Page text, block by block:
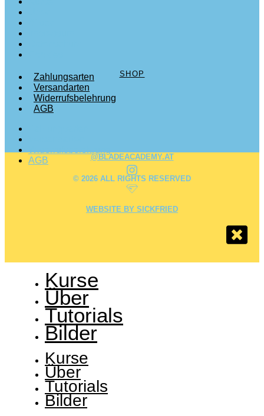
SHOP
Zahlungsarten
Versandarten
Widerrufsbelehrung
AGB
AGB
@BLADEACADEMY.AT
© 2026 ALL RIGHTS RESERVED
WEBSITE BY SICKFRIED
Kurse
Über
Tutorials
Bilder
Kurse
Über
Tutorials
Bilder